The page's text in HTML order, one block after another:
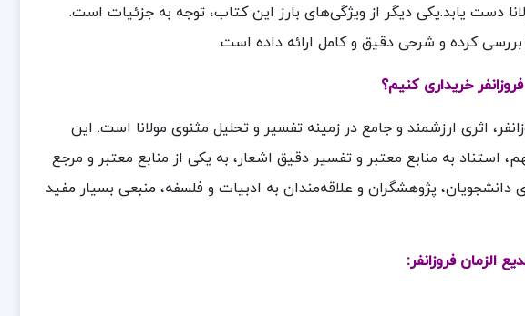
دست یابد.یکی دیگر از ویژگی‌های بارز این کتاب، توجه به جزئیات است.
کرده و شرحی دقیق و کامل ارائه داده است.
اثری ارزشمند و جامع در زمینه تفسیر و تحلیل مثنوی مولانا است. این
استناد به منابع معتبر و تفسیر دقیق اشعار، به یکی از منابع معتبر و مرجع
دانشجویان، پژوهشگران و علاقه‌مندان به ادبیات و فلسفه، منبعی بسیار مفید
: